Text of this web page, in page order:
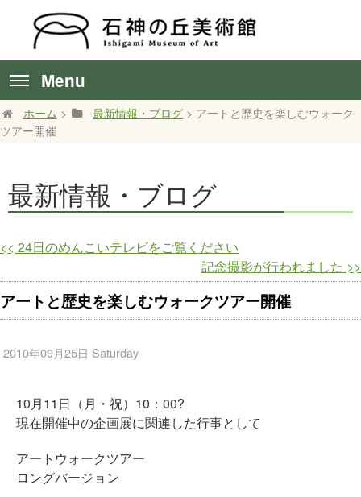
Menu
ホーム > 最新情報・ブログ > アートと歴史を楽しむウォーク
ツアー開催
最新情報・ブログ
<< 24日のめんこいテレビをご覧ください
記念撮影が行われました >>
アートと歴史を楽しむウォークツアー開催
2010年09月25日 Saturday
10月11日（月・祝）10：00?
現在開催中の企画展に関連した行事として
アートウォークツアー
ロングバージョン